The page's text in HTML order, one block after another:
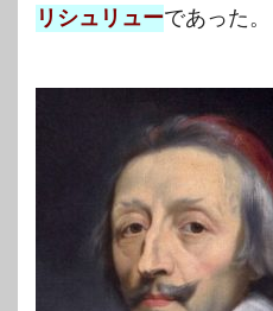
リシュリューであった。